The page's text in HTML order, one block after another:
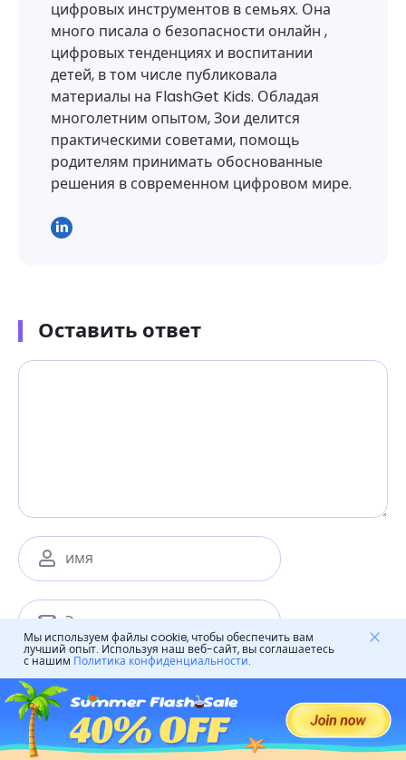
цифровых инструментов в семьях. Она
много писала о безопасности онлайн ,
цифровых тенденциях и воспитании
детей, в том числе публиковала
материалы на FlashGet Kids. Обладая
многолетним опытом, Зои делится
практическими советами, помощь
родителям принимать обоснованные
решения в современном цифровом мире.
Оставить ответ
Сохранить мое имя, адрес электронной почты и
веб-сайт в этом браузере для следующего
комментария.
Мы используем файлы cookie, чтобы обеспечить вам
лучший опыт. Используя наш веб-сайт, вы соглашаетесь
с нашим Политика конфиденциальности.